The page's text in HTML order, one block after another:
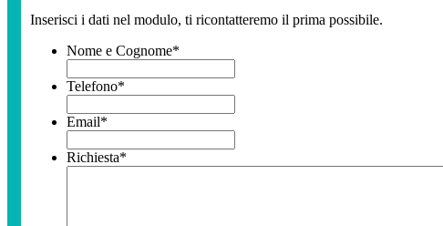
Inserisci i dati nel modulo, ti ricontatteremo il prima possibile.
Nome e Cognome*
Telefono*
Email*
Richiesta*